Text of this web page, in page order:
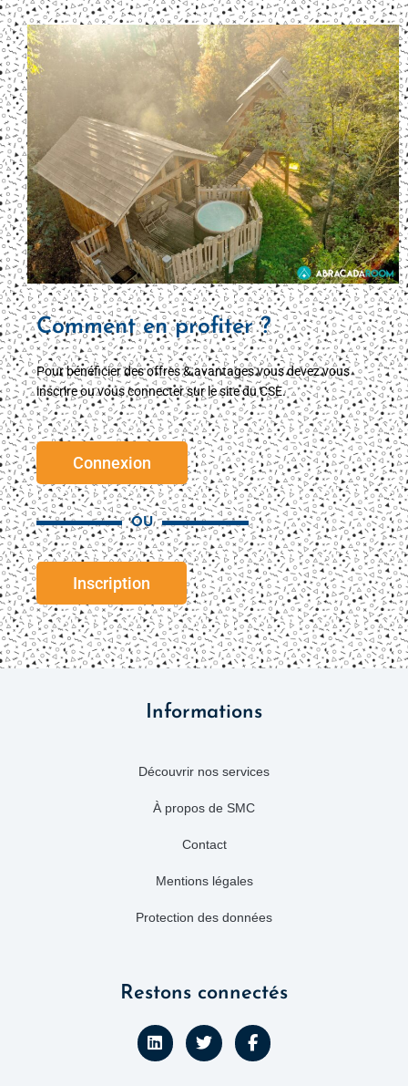
Comment en profiter ?
Pour bénéficier des offres & avantages vous devez vous
inscrire ou vous connecter sur le site du CSE.
Connexion
OU
Inscription
Informations
Découvrir nos services
À propos de SMC
Contact
Mentions légales
Protection des données
Restons connectés
L
i
n
T
w
i
F
a
c